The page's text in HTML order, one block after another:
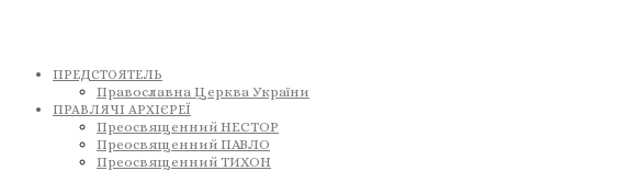
ПРЕДСТОЯТЕЛЬ
Православна Церква України
ПРАВЛЯЧІ АРХІЄРЕЇ
Преосвященний НЕСТОР
Преосвященний ПАВЛО
Преосвященний ТИХОН